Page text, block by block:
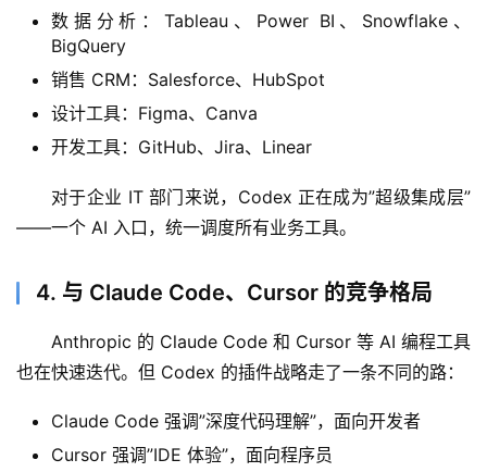
应
业
文
教
登录 注册
数据分析：Tableau、Power BI、Snowflake、
BigQuery
销售 CRM：Salesforce、HubSpot
设计工具：Figma、Canva
开发工具：GitHub、Jira、Linear
对于企业 IT 部门来说，Codex 正在成为”超级集成层”
——一个 AI 入口，统一调度所有业务工具。
4. 与 Claude Code、Cursor 的竞争格局
Anthropic 的 Claude Code 和 Cursor 等 AI 编程工具
也在快速迭代。但 Codex 的插件战略走了一条不同的路：
Claude Code 强调”深度代码理解”，面向开发者
Cursor 强调”IDE 体验”，面向程序员